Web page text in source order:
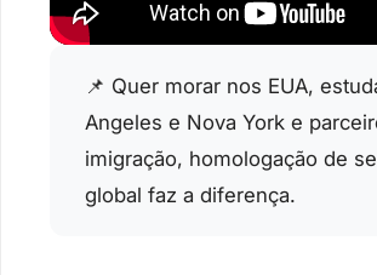
📌 Quer morar nos EUA,
Angeles e Nova York e
imigração, homologação de
global faz a diferença.